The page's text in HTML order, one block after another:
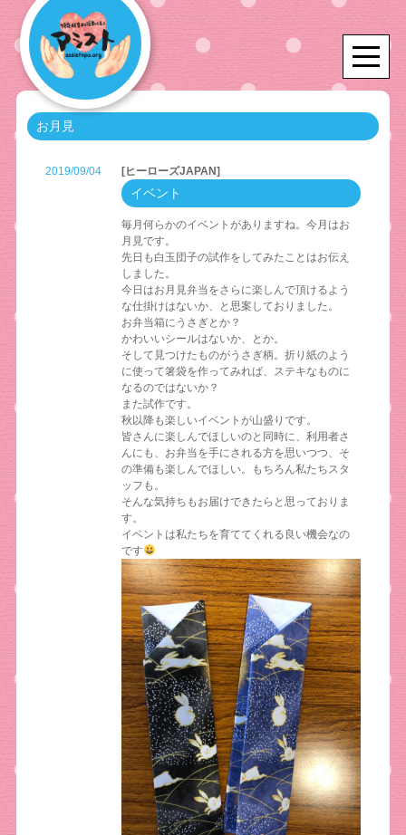
お月見
2019/09/04 [ヒーローズJAPAN]
イベント
毎月何らかのイベントがありますね。今月はお
月見です。
先日も白玉団子の試作をしてみたことはお伝え
しました。
今日はお月見弁当をさらに楽しんで頂けるよう
な仕掛けはないか、と思案しておりました。
お弁当箱にうさぎとか？
かわいいシールはないか、とか。
そして見つけたものがうさぎ柄。折り紙のよう
に使って箸袋を作ってみれば、ステキなものに
なるのではないか？
また試作です。
秋以降も楽しいイベントが山盛りです。
皆さんに楽しんでほしいのと同時に、利用者さ
んにも、お弁当を手にされる方を思いつつ、そ
の準備も楽しんでほしい。もちろん私たちスタ
ッフも。
そんな気持ちもお届けできたらと思っておりま
す。
イベントは私たちを育ててくれる良い機会なの
です